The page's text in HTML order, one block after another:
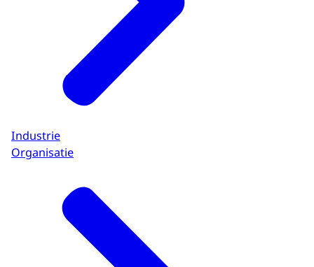
Industrie
Organisatie